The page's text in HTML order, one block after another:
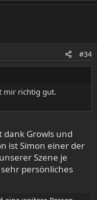
#34
mir richtig gut.
dank Growls und
ist Simon einer der
Szene je
persönliches